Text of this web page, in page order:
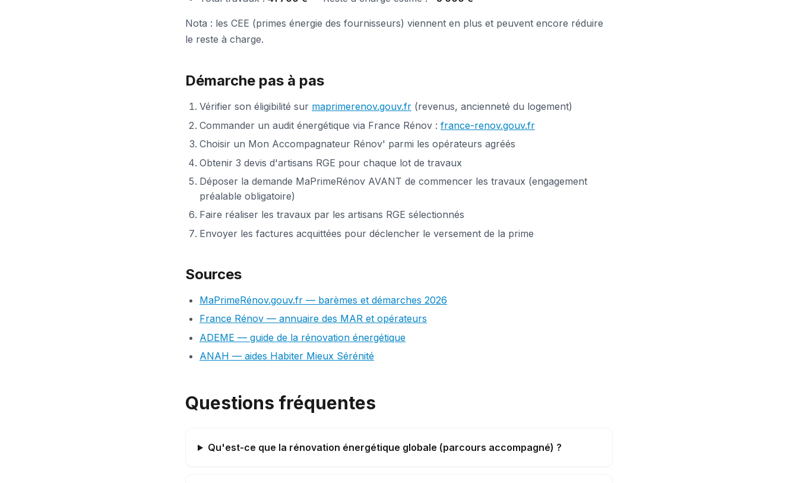
Nota : les CEE (primes énergie des fournisseurs) viennent en plus et peuvent encore réduire
le reste à charge.
Démarche pas à pas
Vérifier son éligibilité sur maprimerenov.gouv.fr (revenus, ancienneté du logement)
Commander un audit énergétique via France Rénov : france-renov.gouv.fr
Choisir un Mon Accompagnateur Rénov' parmi les opérateurs agréés
Obtenir 3 devis d'artisans RGE pour chaque lot de travaux
Déposer la demande MaPrimeRénov AVANT de commencer les travaux (engagement
préalable obligatoire)
Faire réaliser les travaux par les artisans RGE sélectionnés
Envoyer les factures acquittées pour déclencher le versement de la prime
Sources
MaPrimeRénov.gouv.fr — barèmes et démarches 2026
France Rénov — annuaire des MAR et opérateurs
ADEME — guide de la rénovation énergétique
ANAH — aides Habiter Mieux Sérénité
Questions fréquentes
Qu'est-ce que la rénovation énergétique globale (parcours accompagné) ?